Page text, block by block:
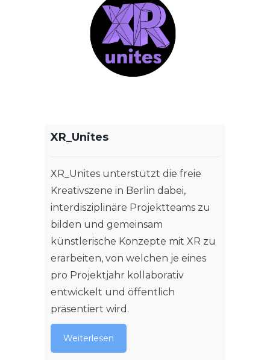
XR_Unites
XR_Unites unterstützt die freie
Kreativszene in Berlin dabei,
interdisziplinäre Projektteams zu
bilden und gemeinsam
künstlerische Konzepte mit XR zu
erarbeiten, von welchen je eines
pro Projektjahr kollaborativ
entwickelt und öffentlich
präsentiert wird.
Weiterlesen